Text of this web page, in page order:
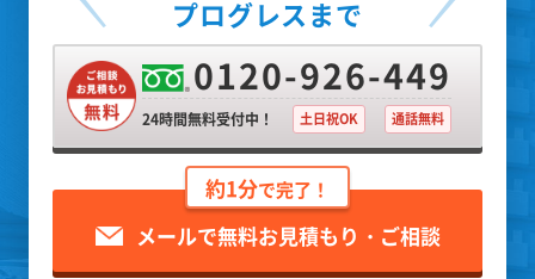
プログレスまで
0120-926-449
24時間無料受付中！ 土日祝OK 通話無料
約1分で完了！
メールで無料お見積もり・ご相談